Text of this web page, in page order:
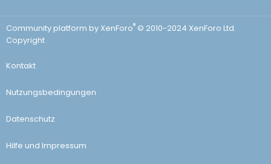
Community platform by XenForo® © 2010-2024 XenForo Ltd.
Copyright
Kontakt
Nutzungsbedingungen
Datenschutz
Hilfe und Impressum